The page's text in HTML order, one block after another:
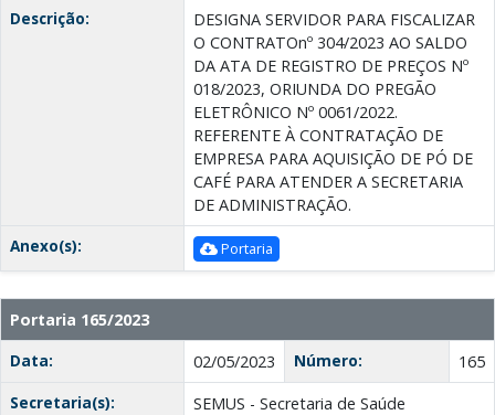
Descrição:
DESIGNA SERVIDOR PARA FISCALIZAR
O CONTRATOnº 304/2023 AO SALDO
DA ATA DE REGISTRO DE PREÇOS Nº
018/2023, ORIUNDA DO PREGÃO
ELETRÔNICO Nº 0061/2022.
REFERENTE À CONTRATAÇÃO DE
EMPRESA PARA AQUISIÇÃO DE PÓ DE
CAFÉ PARA ATENDER A SECRETARIA
DE ADMINISTRAÇÃO.
Anexo(s):
Portaria
Portaria 165/2023
Data:
02/05/2023 Número:
165
Secretaria(s):
SEMUS - Secretaria de Saúde